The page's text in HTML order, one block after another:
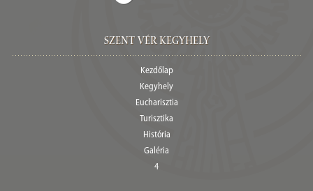
Szent Vér Kegyhely
Kezdőlap
Kegyhely
Eucharisztia
Turisztika
História
Galéria
4